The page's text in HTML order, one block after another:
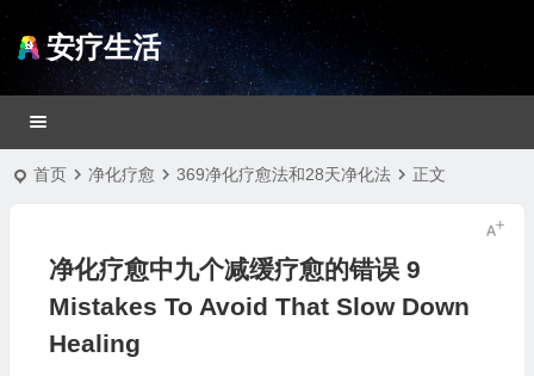
安疗生活
首页 净化疗愈 369净化疗愈法和28天净化法 正文
净化疗愈中九个减缓疗愈的错误 9
Mistakes To Avoid That Slow Down
Healing